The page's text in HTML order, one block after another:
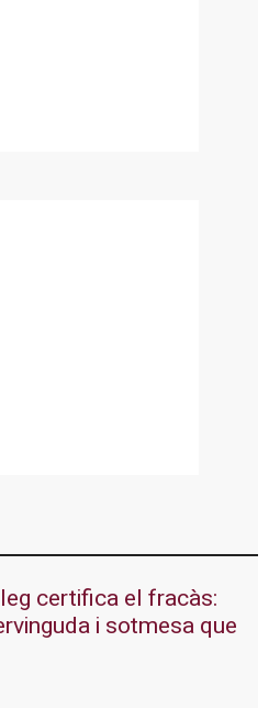
certifica el fracàs:
i sotmesa que